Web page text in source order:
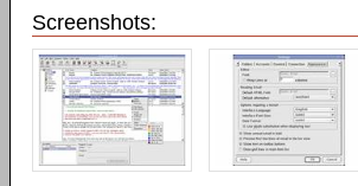
Screenshots: